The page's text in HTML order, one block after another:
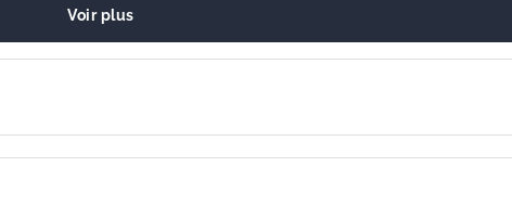
Voir plus